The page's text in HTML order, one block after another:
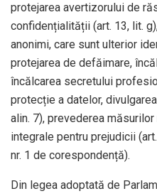
protejarea avertizorului de
confidențialității (art. 13, lit.
anonimi, care sunt ulterior
protejarea de defăimare,
încălcarea secretului
protecție a datelor,
alin. 7), prevederea
integrale pentru prejudicii
nr. 1 de corespondență).
Din legea adoptată de